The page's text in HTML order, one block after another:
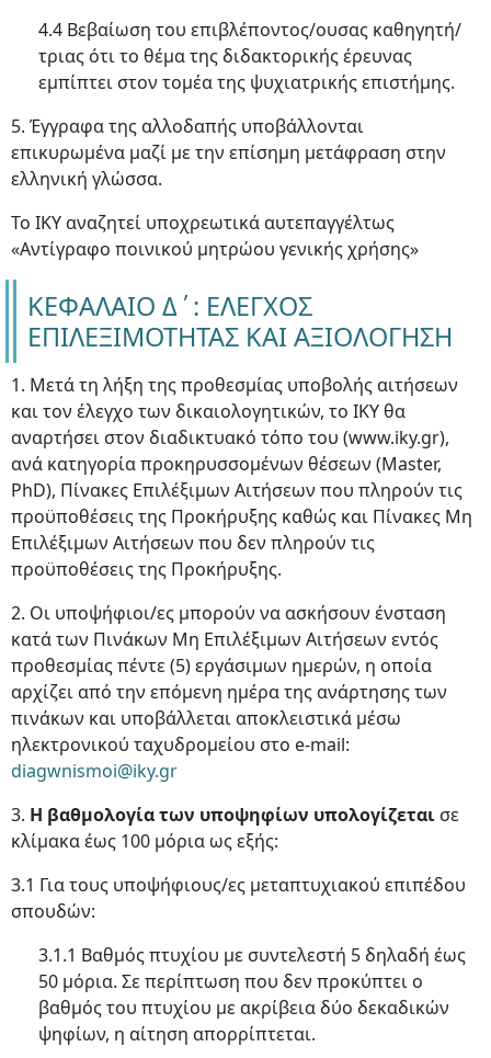
4.4 Βεβαίωση του επιβλέποντος/ουσας καθηγητή/
τριας ότι το θέμα της διδακτορικής έρευνας
εμπίπτει στον τομέα της ψυχιατρικής επιστήμης.
5. Έγγραφα της αλλοδαπής υποβάλλονται
επικυρωμένα μαζί με την επίσημη μετάφραση στην
ελληνική γλώσσα.
Το ΙΚΥ αναζητεί υποχρεωτικά αυτεπαγγέλτως
«Αντίγραφο ποινικού μητρώου γενικής χρήσης»
ΚΕΦΑΛΑΙΟ Δ΄: ΕΛΕΓΧΟΣ
ΕΠΙΛΕΞΙΜΟΤΗΤΑΣ ΚΑΙ ΑΞΙΟΛΟΓΗΣΗ
1. Μετά τη λήξη της προθεσμίας υποβολής αιτήσεων
και τον έλεγχο των δικαιολογητικών, το ΙΚΥ θα
αναρτήσει στον διαδικτυακό τόπο του (www.iky.gr),
ανά κατηγορία προκηρυσσομένων θέσεων (Master,
PhD), Πίνακες Επιλέξιμων Αιτήσεων που πληρούν τις
προϋποθέσεις της Προκήρυξης καθώς και Πίνακες Μη
Επιλέξιμων Αιτήσεων που δεν πληρούν τις
προϋποθέσεις της Προκήρυξης.
2. Οι υποψήφιοι/ες μπορούν να ασκήσουν ένσταση
κατά των Πινάκων Μη Επιλέξιμων Αιτήσεων εντός
προθεσμίας πέντε (5) εργάσιμων ημερών, η οποία
αρχίζει από την επόμενη ημέρα της ανάρτησης των
πινάκων και υποβάλλεται αποκλειστικά μέσω
ηλεκτρονικού ταχυδρομείου στο e-mail:
diagwnismoi@iky.gr
3. Η βαθμολογία των υποψηφίων υπολογίζεται σε
κλίμακα έως 100 μόρια ως εξής:
3.1 Για τους υποψήφιους/ες μεταπτυχιακού επιπέδου
σπουδών:
3.1.1 Βαθμός πτυχίου με συντελεστή 5 δηλαδή έως
50 μόρια. Σε περίπτωση που δεν προκύπτει ο
βαθμός του πτυχίου με ακρίβεια δύο δεκαδικών
ψηφίων, η αίτηση απορρίπτεται.